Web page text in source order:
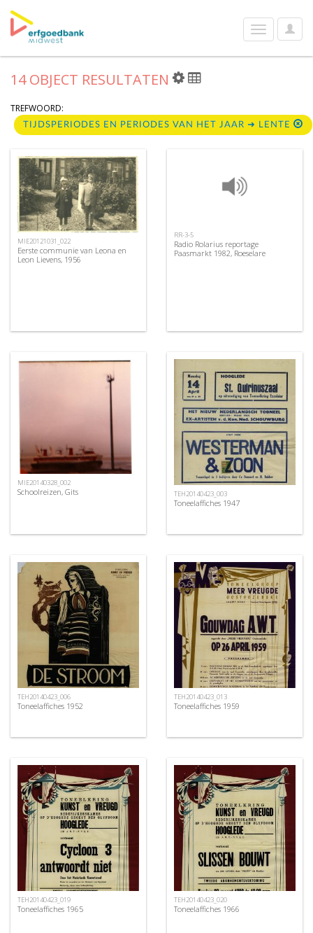
User
Toggle
navigation
14 OBJECT RESULTATEN
TREFWOORD:
TIJDSPERIODES EN PERIODES VAN HET JAAR ➜ LENTE
MIE20121031_022
Eerste communie van Leona en
Leon Lievens, 1956
RR-3-5
Radio Rolarius reportage
Paasmarkt 1982, Roeselare
MIE20140328_002
Schoolreizen, Gits TEH20140423_003
Toneelaffiches 1947
TEH20140423_006
Toneelaffiches 1952
TEH20140423_013
Toneelaffiches 1959
TEH20140423_019
Toneelaffiches 1965
TEH20140423_020
Toneelaffiches 1966